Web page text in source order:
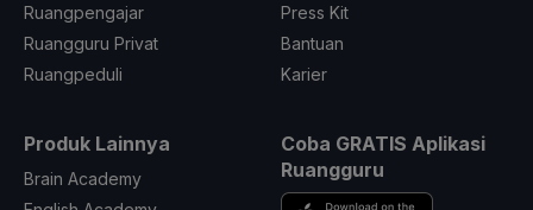
Ruangpengajar
Ruangguru Privat
Ruangpeduli
Press Kit
Bantuan
Karier
Produk Lainnya
Brain Academy
Coba GRATIS Aplikasi
Ruangguru